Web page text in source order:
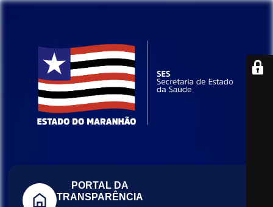
PORTAL DA
TRANSPARÊNCIA